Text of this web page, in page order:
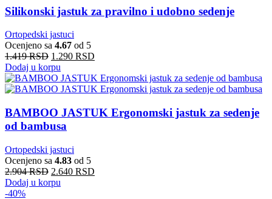
Silikonski jastuk za pravilno i udobno sedenje
Ortopedski jastuci
Ocenjeno sa 4.67 od 5
1.419RSD 1.290 RSD
Dodaj u korpu
BAMBOO JASTUK Ergonomski jastuk za sedenje
od bambusa
Ortopedski jastuci
Ocenjeno sa 4.83 od 5
2.904RSD 2.640 RSD
Dodaj u korpu
-40%